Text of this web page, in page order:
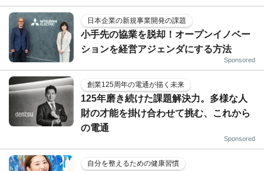
日本企業の新規事業開発の課題
小手先の協業を脱却！オープンイノベー
ションを経営アジェンダにする方法
Sponsored
創業125周年の電通が描く未来
125年磨き続けた課題解決力。多様な人
財の才能を掛け合わせて挑む、これから
の電通
Sponsored
自分を整えるための健康習慣